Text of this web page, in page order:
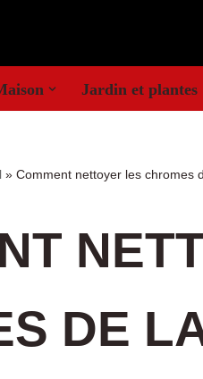
Jardin et plantes
» Comment nettoyer les chromes
DE